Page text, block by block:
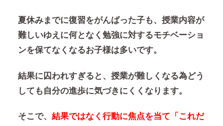
夏休みまでに復習をがんばった子も、授業内容が
難しいゆえに何となく勉強に対するモチベーショ
ンを保てなくなるお子様は多いです。
結果に囚われすぎると、授業が難しくなる為どう
しても自分の進歩に気づきにくくなります。
そこで、 結果ではなく行動に焦点を当て「これだ